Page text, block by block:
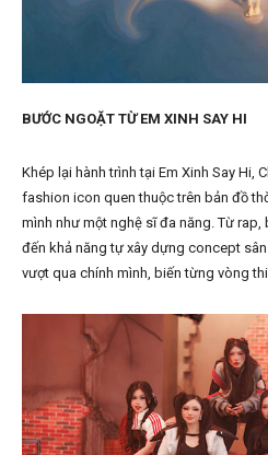
BƯỚC NGOẶT TỪ EM XINH SAY HI
Khép lại hành trình tại Em Xinh Say Hi,
fashion icon quen thuộc trên bản đồ
mình như một nghệ sĩ đa năng. Từ
đến khả năng tự xây dựng concept
vượt qua chính mình, biến từng vòng